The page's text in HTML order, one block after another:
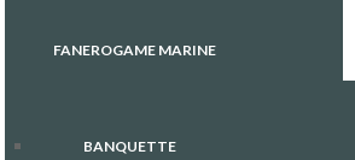
FANEROGAME MARINE
BANQUETTE